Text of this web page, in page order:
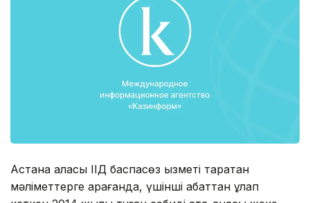
Астана қаласы ІІД баспасөз қызметі таратқан
мәліметтерге қарағанда, үшінші қабаттан құлап